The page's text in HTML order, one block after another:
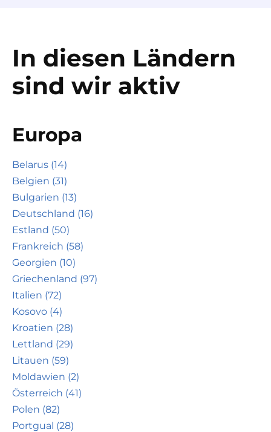
In diesen Ländern
sind wir aktiv
Europa
Belarus (14)
Belgien (31)
Bulgarien (13)
Deutschland (16)
Estland (50)
Frankreich (58)
Georgien (10)
Griechenland (97)
Italien (72)
Kosovo (4)
Kroatien (28)
Lettland (29)
Litauen (59)
Moldawien (2)
Österreich (41)
Polen (82)
Portgual (28)